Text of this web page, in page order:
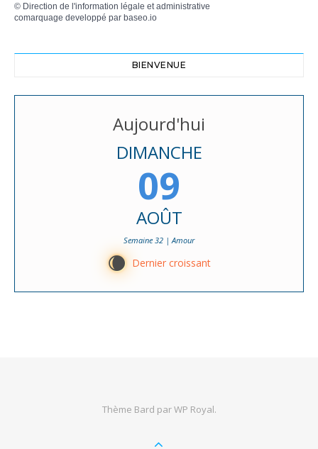
© Direction de l'information légale et administrative
comarquage developpé par baseo.io
BIENVENUE
Aujourd'hui
DIMANCHE
09
AOÛT
Semaine 32 | Amour
W Dernier croissant
Thème Bard parWP Royal.